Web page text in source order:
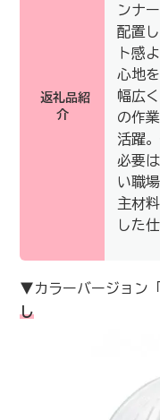
返礼品紹
介
ンナ
配置
ト感
心地
幅広
の作
活躍
必要
い職
主材
した
▼カラーバージョン「
し